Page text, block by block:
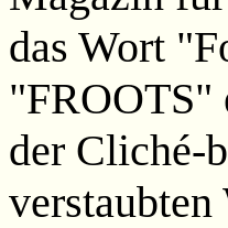
das Wort
"FROOTS"
der Cliché-